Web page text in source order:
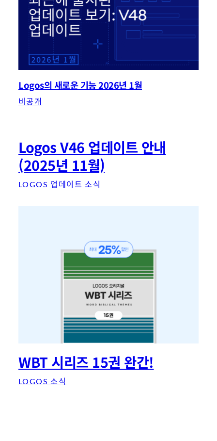
Logos의 새로운 기능 2026년 1월
비공개
Logos V46 업데이트 안내
(2025년 11월)
LOGOS 업데이트 소식
WBT 시리즈 15권 완간!
LOGOS 소식